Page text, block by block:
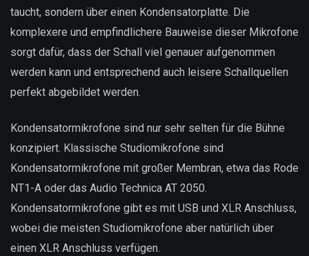
taucht, sondern über einen Kondensatorplatte. Die
komplexere und empfindlichere Bauweise dieser Mikrofone
sorgt dafür, dass der Schall viel genauer aufgenommen
werden kann und entsprechend auch leisere Schallquellen
perfekt abgebildet werden.
Kondensatormikrofone sind nur sehr selten für die Bühne
konzipiert. Klassische Studiomikrofone sind
Kondensatormikrofone mit großer Membran, etwa das Rode
NT1-A oder das Audio Technica AT 2050.
Kondensatormikrofone gibt es mit USB und XLR Anschluss,
wobei die meisten Studiomikrofone aber natürlich über
einen XLR Anschluss verfügen.